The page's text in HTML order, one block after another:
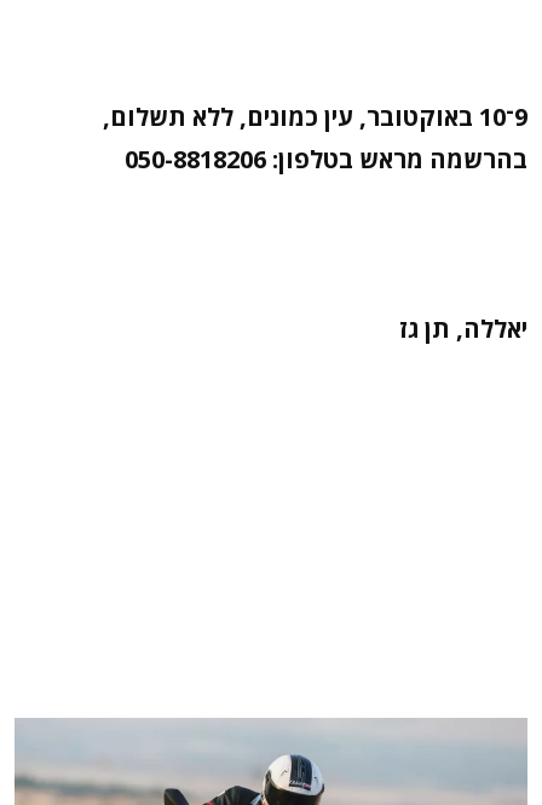
9־10 באוקטובר, עין כמונים, ללא תשלום,
בהרשמה מראש בטלפון: 050-8818206
יאללה, תן גז